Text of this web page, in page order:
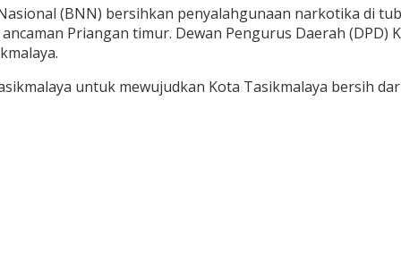
(BNN) bersihkan penyalahgunaan narkotika di
Priangan timur. Dewan Pengurus Daerah (DPD)
untuk mewujudkan Kota Tasikmalaya bersih